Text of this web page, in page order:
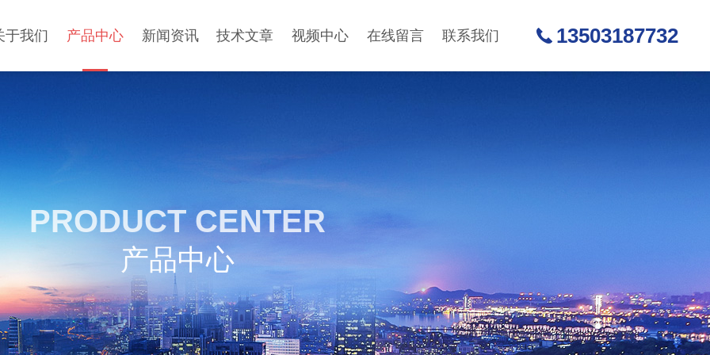
于我们 产品中心 新闻资讯 技术文章 视频中心 在线留言 联系我们 13503187732
PRODUCT CENTER
产品中心